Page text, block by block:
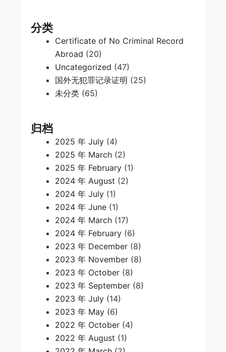
分类
Certificate of No Criminal Record
Abroad (20)
Uncategorized (47)
国外无犯罪记录证明 (25)
未分类 (65)
归档
2025 年 July (4)
2025 年 March (2)
2025 年 February (1)
2024 年 August (2)
2024 年 July (1)
2024 年 June (1)
2024 年 March (17)
2024 年 February (6)
2023 年 December (8)
2023 年 November (8)
2023 年 October (8)
2023 年 September (8)
2023 年 July (14)
2023 年 May (6)
2022 年 October (4)
2022 年 August (1)